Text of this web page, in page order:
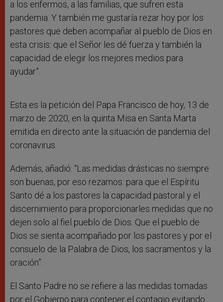
a los enfermos, a las familias, que sufren esta
pandemia. Y también me gustaría rezar hoy por los
pastores que deben acompañar al pueblo de Dios en
esta crisis: que el Señor les dé fuerza y también la
capacidad de elegir los mejores medios para
ayudar”.
Esta es la petición del Papa Francisco de hoy, 13 de
marzo de 2020, en la quinta Misa en Santa Marta
emitida en directo ante la situación de pandemia del
coronavirus.
Además, añadió: “Las medidas drásticas no siempre
son buenas, por eso rezamos: para que el Espíritu
Santo dé a los pastores la capacidad pastoral y el
discernimiento para proporcionarles medidas que no
dejen solo al fiel pueblo de Dios. Que el pueblo de
Dios se sienta acompañado por los pastores y por el
consuelo de la Palabra de Dios, los sacramentos y la
oración”.
El Santo Padre no se refiere a las medidas tomadas
por el Gobierno para contener el contagio evitando